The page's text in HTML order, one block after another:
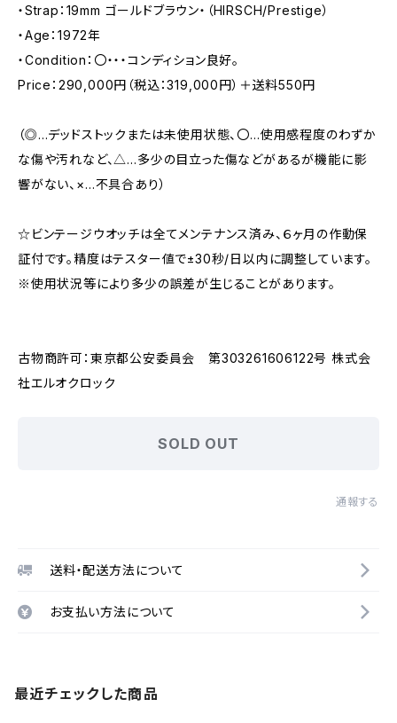
・Strap：19mm ゴールドブラウン・（HIRSCH/Prestige）
・Age：1972年
・Condition：〇・・・コンディション良好。
Price：290,000円（税込：319,000円）＋送料550円
（◎…デッドストックまたは未使用状態、〇…使用感程度のわずか
な傷や汚れなど、△…多少の目立った傷などがあるが機能に影
響がない、×…不具合あり）
☆ビンテージウオッチは全てメンテナンス済み、６ヶ月の作動保
証付です。精度はテスター値で±30秒/日以内に調整しています。
※使用状況等により多少の誤差が生じることがあります。
古物商許可：東京都公安委員会 第303261606122号 株式会
社エルオクロック
SOLD OUT
通報する
送料・配送方法について
お支払い方法について
最近チェックした商品